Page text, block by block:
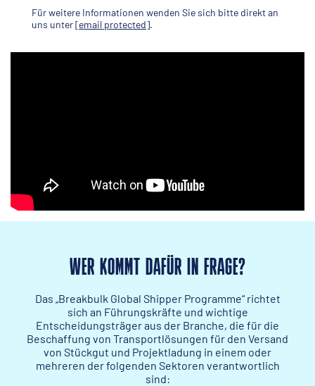
Für weitere Informationen wenden Sie sich bitte direkt an
uns unter[email protected].
WER KOMMT DAFÜR IN FRAGE?
Das „Breakbulk Global Shipper Programme“ richtet
sich an Führungskräfte und wichtige
Entscheidungsträger aus der Branche, die für die
Beschaffung von Transportlösungen für den Versand
von Stückgut und Projektladung in einem oder
mehreren der folgenden Sektoren verantwortlich
sind: